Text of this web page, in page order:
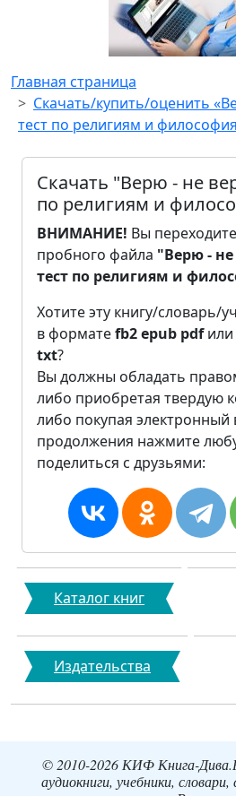
Главная страница
Скачать/купить/оценить
тест по религиям и
Скачать "Верю - не
по религиям и
ВНИМАНИЕ! Вы
пробного файла "Верю -
тест по религиям и
Хотите эту книгу/словарь/
в форматеfb2epub pdfили
txt?
Вы должны обладать
либо приобретая твердую
либо покупая электронный
продолжения нажмите
поделиться с друзьями:
Каталог книг
Издательства
© 2010-2026 КИФ Книга-
аудиокниги, учебники,